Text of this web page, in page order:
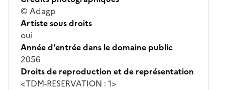
© Adagp
Artiste sous droits
oui
Année d'entrée dans le domaine public
2056
Droits de reproduction et de représentation
<TDM-RESERVATION : 1>